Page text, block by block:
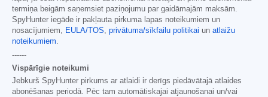
termiņa beigām saņemsiet paziņojumu par gaidāmajām maksām.
SpyHunter iegāde ir pakļauta pirkuma lapas noteikumiem un
nosacījumiem, EULA/TOS, privātuma/sīkfailu politikai un atlaižu
noteikumiem.
------
Vispārīgie noteikumi
Jebkurš SpyHunter pirkums ar atlaidi ir derīgs piedāvātajā atlaides
abonēšanas periodā. Pēc tam automātiskajai atjaunošanai un/vai